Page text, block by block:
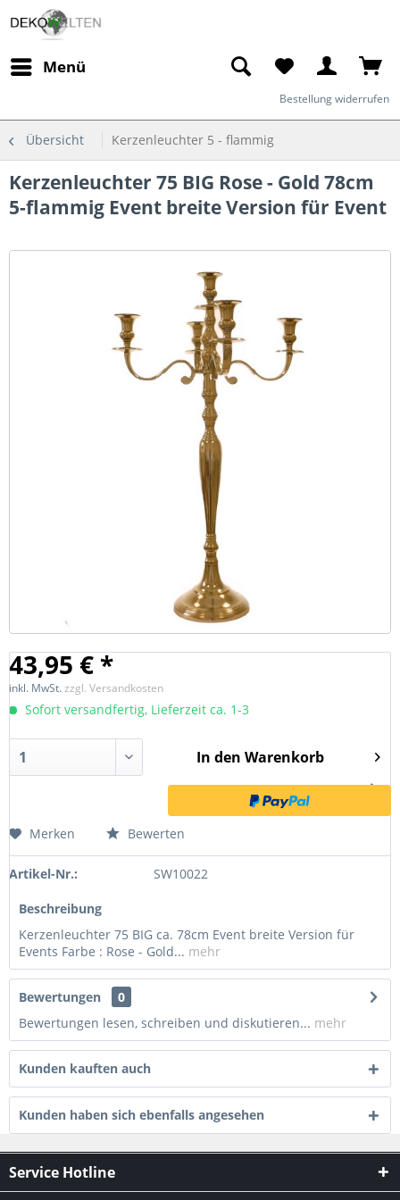
Menü
Bestellung widerrufen
Übersicht Kerzenleuchter 5 - flammig
Kerzenleuchter 75 BIG Rose - Gold 78cm
5-flammig Event breite Version für Event
43,95 € *
inkl. MwSt.zzgl. Versandkosten
Sofort versandfertig, Lieferzeit ca. 1-3
In den Warenkorb
Merken Bewerten
Artikel-Nr.: SW10022
Beschreibung
Kerzenleuchter 75 BIG ca. 78cm Event breite Version für
Events Farbe : Rose - Gold... mehr
Bewertungen
0
Bewertungen lesen, schreiben und diskutieren... mehr
Kunden kauften auch
Kunden haben sich ebenfalls angesehen
Service Hotline